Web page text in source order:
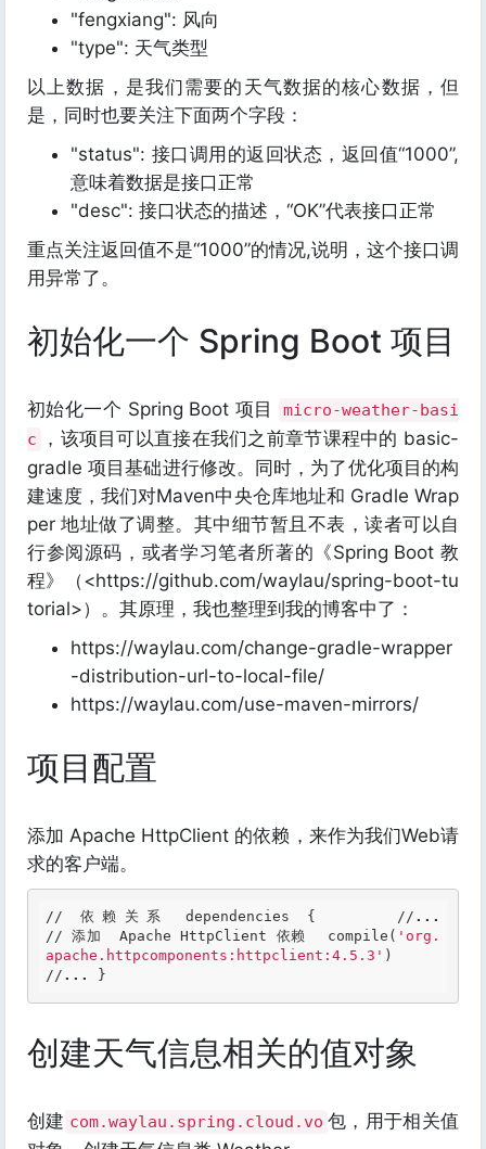
"fengxiang": 风向
"type": 天气类型
以上数据，是我们需要的天气数据的核心数据，但
是，同时也要关注下面两个字段：
"status": 接口调用的返回状态，返回值“1000”,
意味着数据是接口正常
"desc": 接口状态的描述，“OK”代表接口正常
重点关注返回值不是“1000”的情况,说明，这个接口调
用异常了。
初始化一个 Spring Boot 项目
初始化一个 Spring Boot 项目
micro-weather-basi
c
，该项目可以直接在我们之前章节课程中的 basic-
gradle 项目基础进行修改。同时，为了优化项目的构
建速度，我们对Maven中央仓库地址和 Gradle Wrap
per 地址做了调整。其中细节暂且不表，读者可以自
行参阅源码，或者学习笔者所著的《Spring Boot 教
程》（<https://github.com/waylau/spring-boot-tu
torial>）。其原理，我也整理到我的博客中了：
https://waylau.com/change-gradle-wrapper
-distribution-url-to-local-file/
https://waylau.com/use-maven-mirrors/
项目配置
添加 Apache HttpClient 的依赖，来作为我们Web请
求的客户端。
// 依赖关系 dependencies { 	// ...
// 添加  Apache HttpClient 依赖 	compile( 'org.
apache.httpcomponents:httpclient:4.5.3' )
// ... }
创建天气信息相关的值对象
创建 com.waylau.spring.cloud.vo 包，用于相关值